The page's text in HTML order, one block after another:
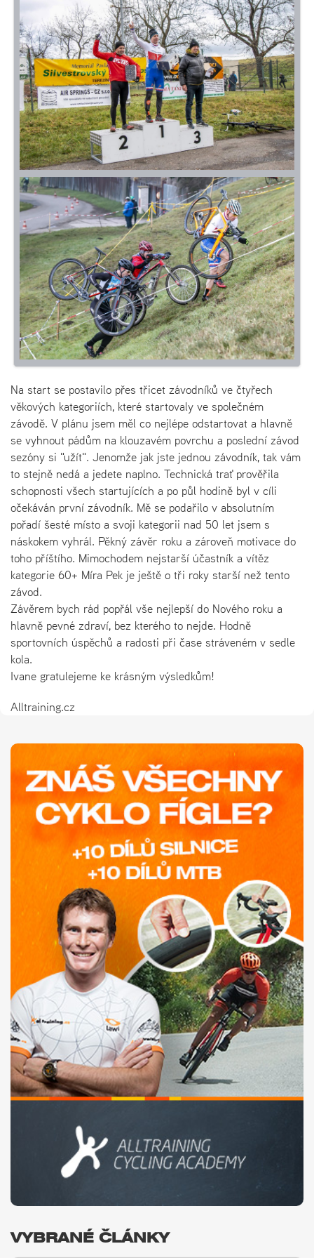
Na start se postavilo přes třicet závodníků ve čtyřech
věkových kategoriích, které startovaly ve společném
závodě. V plánu jsem měl co nejlépe odstartovat a hlavně
se vyhnout pádům na klouzavém povrchu a poslední závod
sezóny si "užít". Jenomže jak jste jednou závodník, tak vám
to stejně nedá a jedete naplno. Technická trať prověřila
schopnosti všech startujících a po půl hodině byl v cíli
očekáván první závodník. Mě se podařilo v absolutním
pořadí šesté místo a svoji kategorii nad 50 let jsem s
náskokem vyhrál. Pěkný závěr roku a zároveň motivace do
toho příštího. Mimochodem nejstarší účastník a vítěz
kategorie 60+ Míra Pek je ještě o tři roky starší než tento
závod.
Závěrem bych rád popřál vše nejlepší do Nového roku a
hlavně pevné zdraví, bez kterého to nejde. Hodně
sportovních úspěchů a radosti při čase stráveném v sedle
kola.
Ivane gratulejeme ke krásným výsledkům!
Alltraining.cz
VYBRANÉ ČLÁNKY